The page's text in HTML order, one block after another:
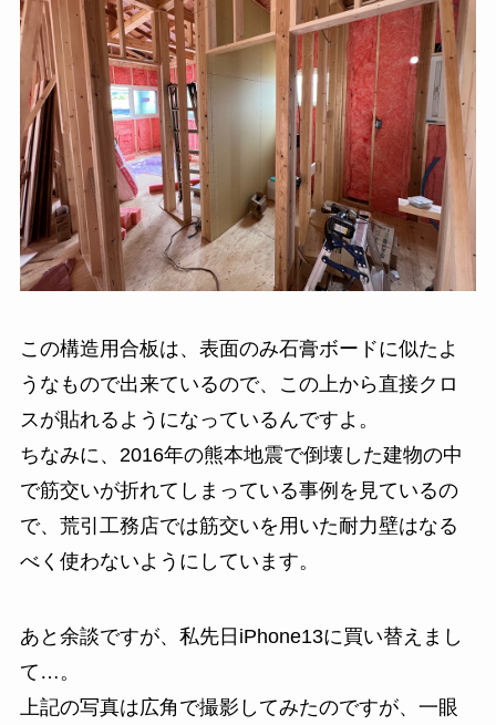
この構造用合板は、表面のみ石膏ボードに似たよ
うなもので出来ているので、この上から直接クロ
スが貼れるようになっているんですよ。
ちなみに、2016年の熊本地震で倒壊した建物の中
で筋交いが折れてしまっている事例を見ているの
で、荒引工務店では筋交いを用いた耐力壁はなる
べく使わないようにしています。
あと余談ですが、私先日iPhone13に買い替えまし
て…。
上記の写真は広角で撮影してみたのですが、一眼